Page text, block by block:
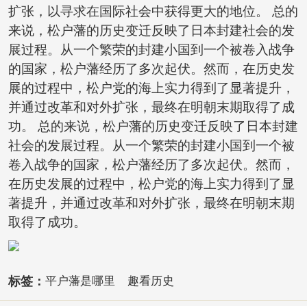
扩张，以寻求在国际社会中获得更大的地位。 总的
来说，松户藩的历史变迁反映了日本封建社会的发
展过程。从一个繁荣的封建小国到一个被卷入战争
的国家，松户藩经历了多次起伏。然而，在历史发
展的过程中，松户党的海上实力得到了显著提升，
并通过改革和对外扩张，最终在明朝末期取得了成
功。 总的来说，松户藩的历史变迁反映了日本封建
社会的发展过程。从一个繁荣的封建小国到一个被
卷入战争的国家，松户藩经历了多次起伏。然而，
在历史发展的过程中，松户党的海上实力得到了显
著提升，并通过改革和对外扩张，最终在明朝末期
取得了成功。
标签： 平户藩是哪里 趣看历史